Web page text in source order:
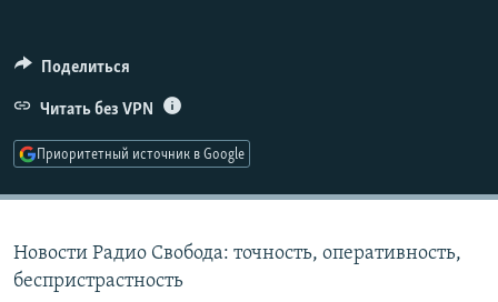
ПОДПИШИТЕСЬ НА РАССЫЛКУ
СОЦИАЛЬНЫЕ СЕТИ
Поделиться
Читать без VPN
Приоритетный источник в Google
Новости Радио Свобода: точность, оперативность,
беспристрастность